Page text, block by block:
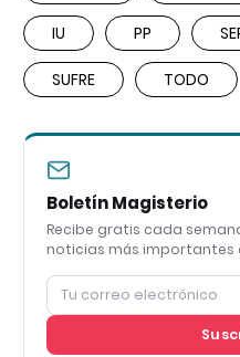
IU PP
SUFRE TODO
Boletín Magisterio
Recibe gratis cada
noticias más importantes